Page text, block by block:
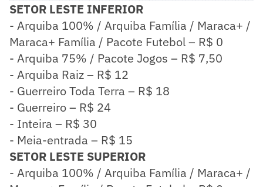
SETOR LESTE INFERIOR
- Arquiba 100% / Arquiba Família / Maraca+ /
Maraca+ Família / Pacote Futebol – R$ 0
- Arquiba 75% / Pacote Jogos – R$ 7,50
- Arquiba Raiz – R$ 12
- Guerreiro Toda Terra – R$ 18
- Guerreiro – R$ 24
- Inteira – R$ 30
- Meia-entrada – R$ 15
SETOR LESTE SUPERIOR
- Arquiba 100% / Arquiba Família / Maraca+ /